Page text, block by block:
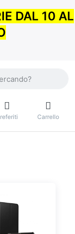
DAL 10 AL
Carrello